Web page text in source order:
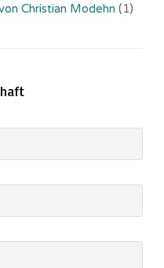
Christian Modehn (1)